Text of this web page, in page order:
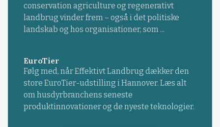
conservation agriculture og regenerativt
landbrug vinder frem – også i det politiske
landskab og hos organisationer, som ...
EuroTier
Følg med, når Effektivt Landbrug dækker den
store EuroTier-udstilling i Hannover. Læs alt
om husdyrbranchens seneste
produktinnovationer og de nyeste teknologier.